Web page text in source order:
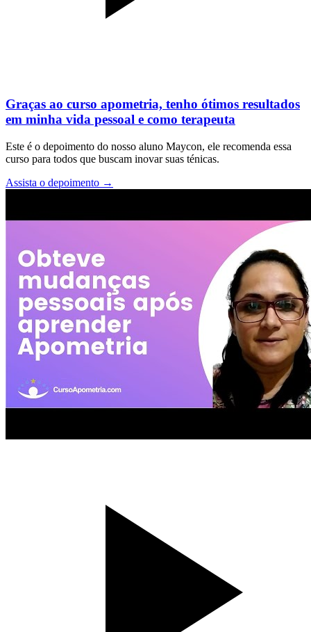
Graças ao curso apometria, tenho ótimos resultados
em minha vida pessoal e como terapeuta
Este é o depoimento do nosso aluno Maycon, ele recomenda essa
curso para todos que buscam inovar suas ténicas.
Assista o depoimento →